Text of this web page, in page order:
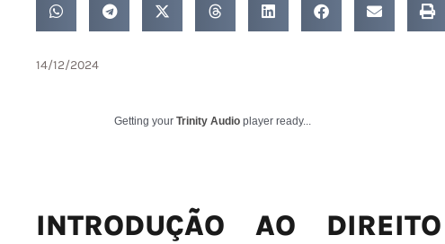
14/12/2024
Getting your Trinity Audio player ready...
INTRODUÇÃO AO